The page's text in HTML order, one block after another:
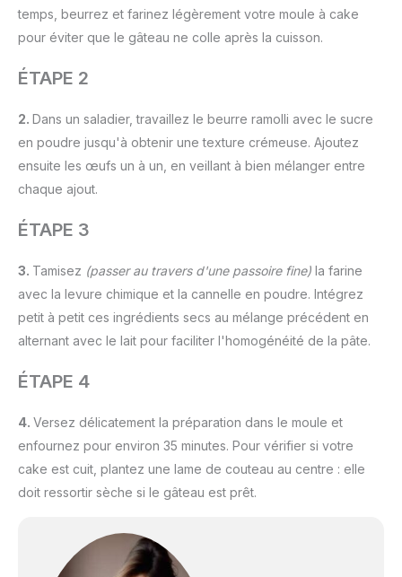
temps, beurrez et farinez légèrement votre moule à cake
pour éviter que le gâteau ne colle après la cuisson.
ÉTAPE 2
2. Dans un saladier, travaillez le beurre ramolli avec le sucre
en poudre jusqu'à obtenir une texture crémeuse. Ajoutez
ensuite les œufs un à un, en veillant à bien mélanger entre
chaque ajout.
ÉTAPE 3
3. Tamisez (passer au travers d'une passoire fine) la farine
avec la levure chimique et la cannelle en poudre. Intégrez
petit à petit ces ingrédients secs au mélange précédent en
alternant avec le lait pour faciliter l'homogénéité de la pâte.
ÉTAPE 4
4. Versez délicatement la préparation dans le moule et
enfournez pour environ 35 minutes. Pour vérifier si votre
cake est cuit, plantez une lame de couteau au centre : elle
doit ressortir sèche si le gâteau est prêt.